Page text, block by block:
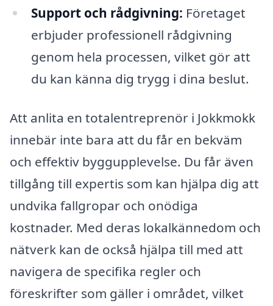
Support och rådgivning: Företaget
erbjuder professionell rådgivning
genom hela processen, vilket gör att
du kan känna dig trygg i dina beslut.
Att anlita en totalentreprenör i Jokkmokk
innebär inte bara att du får en bekväm
och effektiv byggupplevelse. Du får även
tillgång till expertis som kan hjälpa dig att
undvika fallgropar och onödiga
kostnader. Med deras lokalkännedom och
nätverk kan de också hjälpa till med att
navigera de specifika regler och
föreskrifter som gäller i området, vilket